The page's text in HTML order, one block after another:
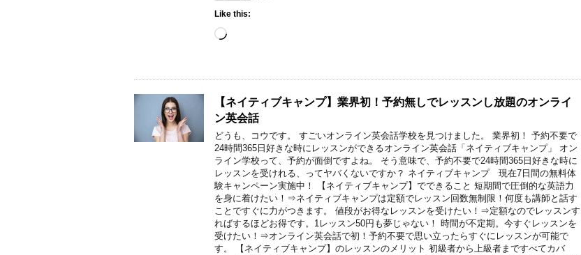
Like this:
Loading…
【ネイティブキャンプ】業界初！予約無しでレッスンし放題のオンライ
ン英会話
どうも、コウです。 すごいオンライン英会話学校を見つけました。 業界初！ 予約不要で
24時間365日好きな時にレッスンができるオンライン英会話「ネイティブキャンプ」 オン
ライン学校って、予約が面倒ですよね。 そう意味で、予約不要で24時間365日好きな時に
レッスンを受けれる、ってヤバくないですか？ ネイティブキャンプ 現在7日間の無料体
験キャンペーン実施中！ 【ネイティブキャンプ】でできること 短期間で圧倒的な英語力
を身に着けたい！⇒ネイティブキャンプは定額でレッスン回数無制限！何度も講師と話す
ことですぐに力がつきます。 値段がお得なレッスンを受けたい！⇒定額なのでレッスンす
ればするほどお得です。1レッスン50円も夢じゃない！ 時間が不定期。今すぐレッスンを
受けたい！⇒オンライン英会話で初！予約不要で思い立ったらすぐにレッスンが可能で
す。 【ネイティブキャンプ】のレッスンのメリット 初級者から上級者まですべてカバ